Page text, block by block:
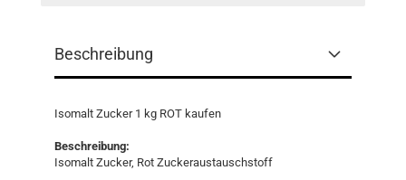
Beschreibung
Isomalt Zucker 1 kg ROT kaufen
Beschreibung:
Isomalt Zucker, Rot Zuckeraustauschstoff